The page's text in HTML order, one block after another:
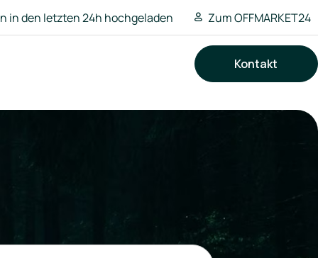
in den letzten 24h hochgeladen Zum OFFMARKET24
Kontakt